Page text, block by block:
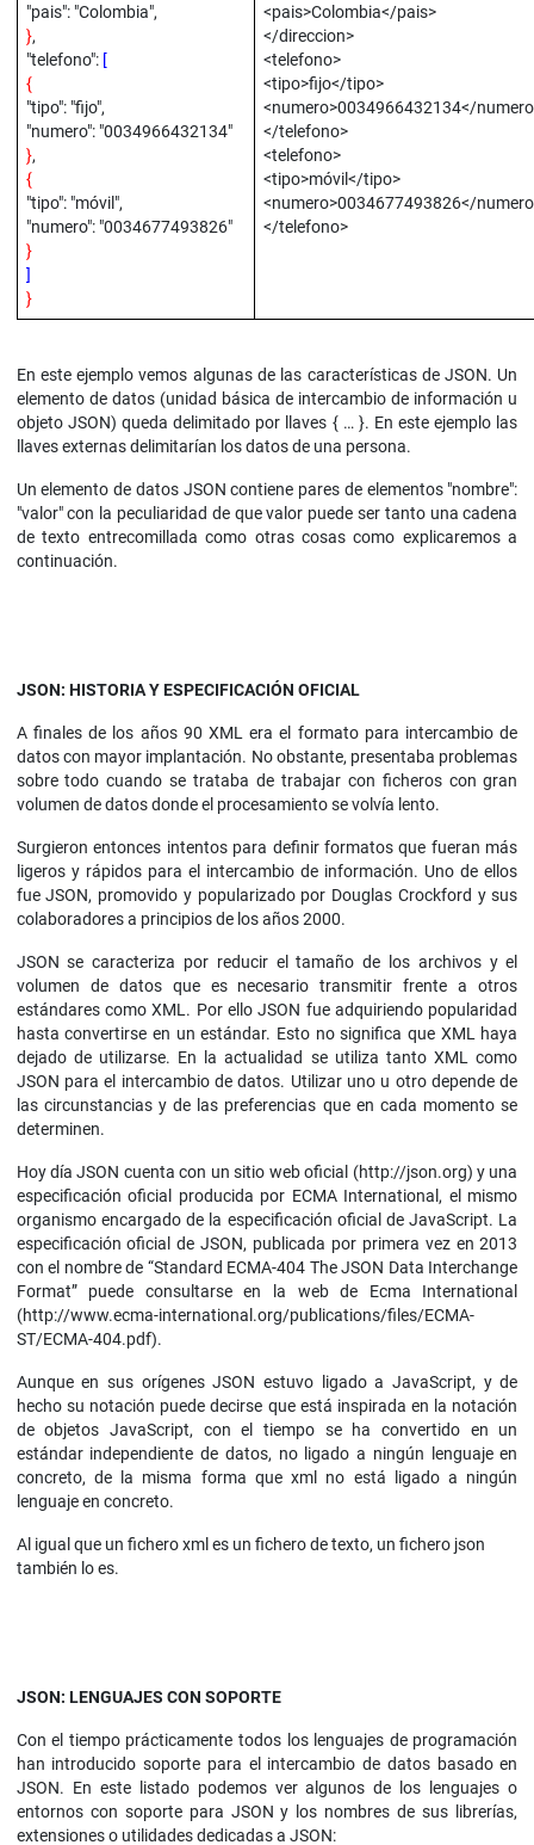
"pais": "Colombia",
},
"telefono": [
{
"tipo": "fijo",
"numero": "0034966432134"
},
{
"tipo": "móvil",
"numero": "0034677493826"
}
]
}
<pais>Colombia</pais>
</direccion>
<telefono>
<tipo>fijo</tipo>
<numero>0034966432134</
</telefono>
<telefono>
<tipo>móvil</tipo>
<numero>0034677493826</
</telefono>
En este ejemplo vemos algunas de las características de JSON. Un
elemento de datos (unidad básica de intercambio de información u
objeto JSON) queda delimitado por llaves { … }. En este ejemplo las
llaves externas delimitarían los datos de una persona.
Un elemento de datos JSON contiene pares de elementos "nombre":
"valor" con la peculiaridad de que valor puede ser tanto una cadena
de texto entrecomillada como otras cosas como explicaremos a
continuación.
JSON: HISTORIA Y ESPECIFICACIÓN OFICIAL
A finales de los años 90 XML era el formato para intercambio de
datos con mayor implantación. No obstante, presentaba problemas
sobre todo cuando se trataba de trabajar con ficheros con gran
volumen de datos donde el procesamiento se volvía lento.
Surgieron entonces intentos para definir formatos que fueran más
ligeros y rápidos para el intercambio de información. Uno de ellos
fue JSON, promovido y popularizado por Douglas Crockford y sus
colaboradores a principios de los años 2000.
JSON se caracteriza por reducir el tamaño de los archivos y el
volumen de datos que es necesario transmitir frente a otros
estándares como XML. Por ello JSON fue adquiriendo popularidad
hasta convertirse en un estándar. Esto no significa que XML haya
dejado de utilizarse. En la actualidad se utiliza tanto XML como
JSON para el intercambio de datos. Utilizar uno u otro depende de
las circunstancias y de las preferencias que en cada momento se
determinen.
Hoy día JSON cuenta con un sitio web oficial (http://json.org) y una
especificación oficial producida por ECMA International, el mismo
organismo encargado de la especificación oficial de JavaScript. La
especificación oficial de JSON, publicada por primera vez en 2013
con el nombre de “Standard ECMA-404 The JSON Data Interchange
Format” puede consultarse en la web de Ecma International
(http://www.ecma-international.org/publications/files/ECMA-
ST/ECMA-404.pdf).
Aunque en sus orígenes JSON estuvo ligado a JavaScript, y de
hecho su notación puede decirse que está inspirada en la notación
de objetos JavaScript, con el tiempo se ha convertido en un
estándar independiente de datos, no ligado a ningún lenguaje en
concreto, de la misma forma que xml no está ligado a ningún
lenguaje en concreto.
Al igual que un fichero xml es un fichero de texto, un fichero json
también lo es.
JSON: LENGUAJES CON SOPORTE
Con el tiempo prácticamente todos los lenguajes de programación
han introducido soporte para el intercambio de datos basado en
JSON. En este listado podemos ver algunos de los lenguajes o
entornos con soporte para JSON y los nombres de sus librerías,
extensiones o utilidades dedicadas a JSON: